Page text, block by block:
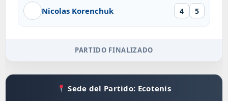
Nicolas Korenchuk 4 5
PARTIDO FINALIZADO
Sede del Partido: Ecotenis